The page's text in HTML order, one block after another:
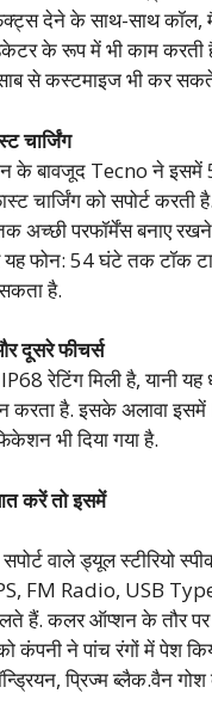
देने के साथ-साथ कॉल,
के रूप में भी काम करती
से कस्टमाइज भी कर
चार्जिंग
के बावजूद Tecno ने इसमें
चार्जिंग को सपोर्ट करती
अच्छी परफॉर्मेंस बनाए
यह फोन: 54 घंटे तक टॉक
है.
दूसरे फीचर्स
रेटिंग मिली है, यानी
करता है. इसके अलावा
भी दिया गया है.
करें तो इसमें
वाले ड्यूल स्टीरियो
FM Radio, USB
हैं. कलर ऑप्शन के तौर
ने पांच रंगों में पेश
प्रिज्म ब्लैक.वैन गोश